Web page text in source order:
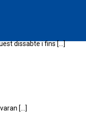
dissabte i fins […]
[…]